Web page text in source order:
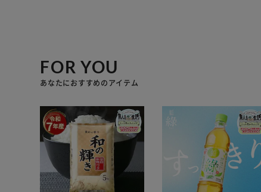
FOR YOU
あなたにおすすめのアイテム